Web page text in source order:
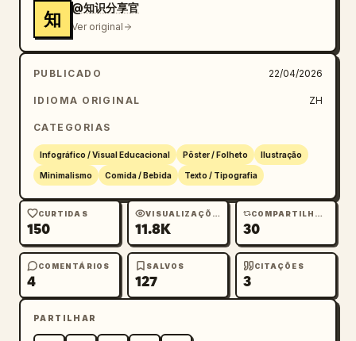
知
@知识分享官
Ver original
PUBLICADO 22/04/2026
IDIOMA ORIGINAL ZH
CATEGORIAS
Infográfico / Visual Educacional Pôster / Folheto Ilustração
Minimalismo Comida / Bebida Texto / Tipografia
CURTIDAS
150
VISUALIZAÇÕES
11.8K
COMPARTILHAMENTOS
30
COMENTÁRIOS
4
SALVOS
127
CITAÇÕES
3
PARTILHAR